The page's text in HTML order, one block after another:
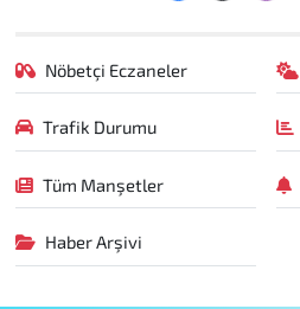
Nöbetçi Eczaneler
Trafik Durumu
Tüm Manşetler
Haber Arşivi